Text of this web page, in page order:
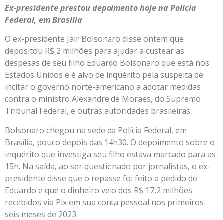
Ex-presidente prestou depoimento hoje na Polícia
Federal, em Brasília
O ex-presidente Jair Bolsonaro disse ontem que
depositou R$ 2 milhões para ajudar a custear as
despesas de seu filho Eduardo Bolsonaro que está nos
Estados Unidos e é alvo de inquérito pela suspeita de
incitar o governo norte-americano a adotar medidas
contra o ministro Alexandre de Moraes, do Supremo
Tribunal Federal, e outras autoridades brasileiras.
Bolsonaro chegou na sede da Polícia Federal, em
Brasília, pouco depois das 14h30. O depoimento sobre o
inquérito que investiga seu filho estava marcado para as
15h. Na saída, ao ser questionado por jornalistas, o ex-
presidente disse que o repasse foi feito a pedido de
Eduardo e que o dinheiro veio dos R$ 17,2 milhões
recebidos via Pix em sua conta pessoal nos primeiros
seis meses de 2023.